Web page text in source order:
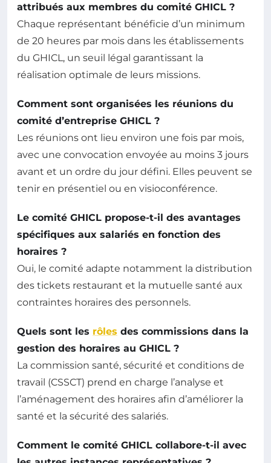
attribués aux membres du comité GHICL ?
Chaque représentant bénéficie d’un minimum
de 20 heures par mois dans les établissements
du GHICL, un seuil légal garantissant la
réalisation optimale de leurs missions.
Comment sont organisées les réunions du
comité d’entreprise GHICL ?
Les réunions ont lieu environ une fois par mois,
avec une convocation envoyée au moins 3 jours
avant et un ordre du jour défini. Elles peuvent se
tenir en présentiel ou en visioconférence.
Le comité GHICL propose-t-il des avantages
spécifiques aux salariés en fonction des
horaires ?
Oui, le comité adapte notamment la distribution
des tickets restaurant et la mutuelle santé aux
contraintes horaires des personnels.
Quels sont les rôles des commissions dans la
gestion des horaires au GHICL ?
La commission santé, sécurité et conditions de
travail (CSSCT) prend en charge l’analyse et
l’aménagement des horaires afin d’améliorer la
santé et la sécurité des salariés.
Comment le comité GHICL collabore-t-il avec